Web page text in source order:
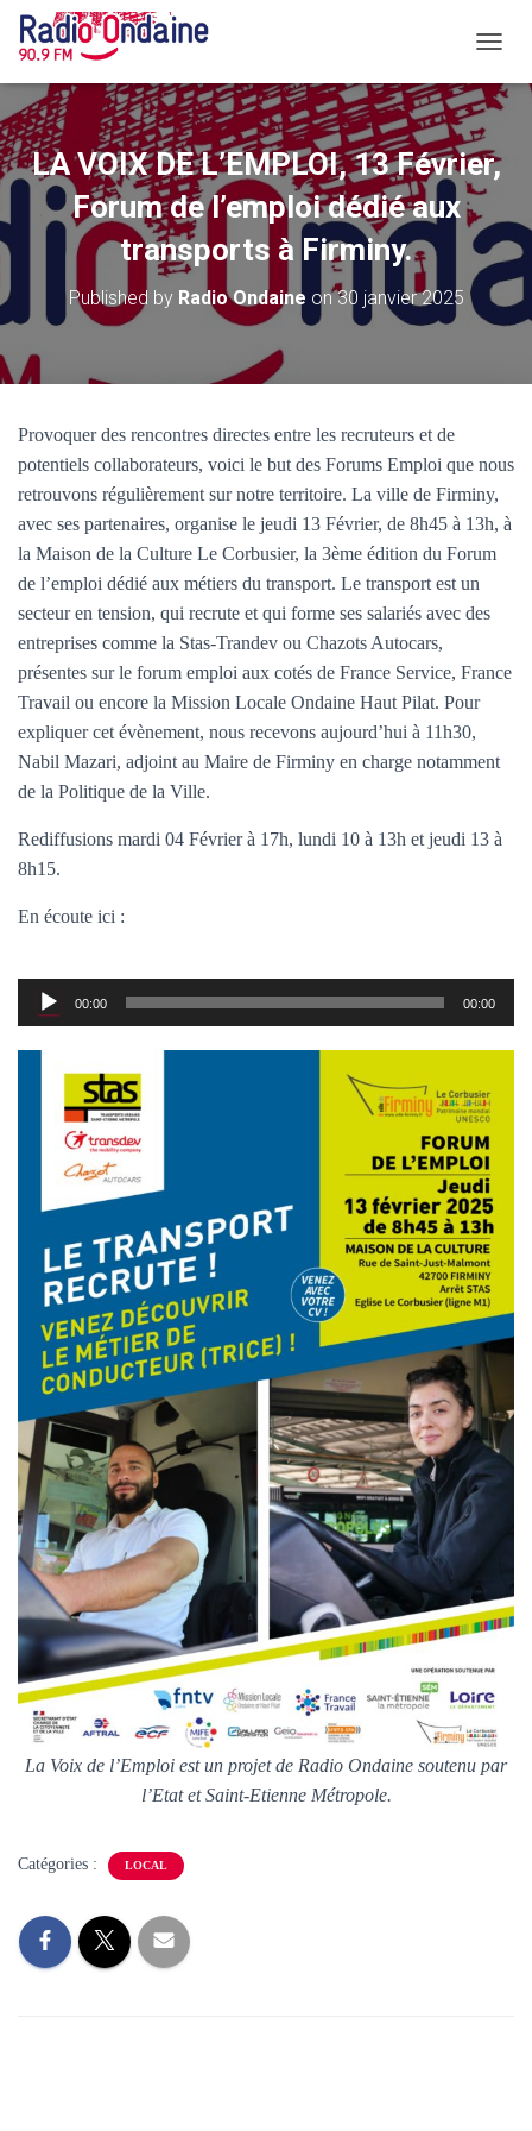
U
V
I
R
E
R
M
E
R
I
G
T
I
LA VOIX DE L’EMPLOI, 13 Février,
Forum de l’emploi dédié aux
transports à Firminy.
Published by Radio Ondaine on30 janvier 2025
Provoquer des rencontres directes entre les recruteurs et de
potentiels collaborateurs, voici le but des Forums Emploi que nous
retrouvons régulièrement sur notre territoire. La ville de Firminy,
avec ses partenaires, organise le jeudi 13 Février, de 8h45 à 13h, à
la Maison de la Culture Le Corbusier, la 3ème édition du Forum
de l’emploi dédié aux métiers du transport. Le transport est un
secteur en tension, qui recrute et qui forme ses salariés avec des
entreprises comme la Stas-Trandev ou Chazots Autocars,
présentes sur le forum emploi aux cotés de France Service, France
Travail ou encore la Mission Locale Ondaine Haut Pilat. Pour
expliquer cet évènement, nous recevons aujourd’hui à 11h30,
Nabil Mazari, adjoint au Maire de Firminy en charge notamment
de la Politique de la Ville.
Rediffusions mardi 04 Février à 17h, lundi 10 à 13h et jeudi 13 à
8h15.
En écoute ici :
Lecteur
audio
00:00 00:00
La Voix de l’Emploi est un projet de Radio Ondaine soutenu par
l’Etat et Saint-Etienne Métropole.
Catégories : LOCAL